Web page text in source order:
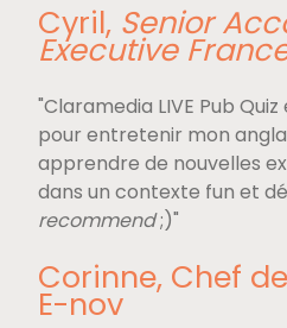
Cyril, Senior
Executive
"Claramedia LIVE Pub
pour entretenir mon
apprendre de nouvelles
dans un contexte fun et
recommend;)"
Corinne, Chef
E-nov